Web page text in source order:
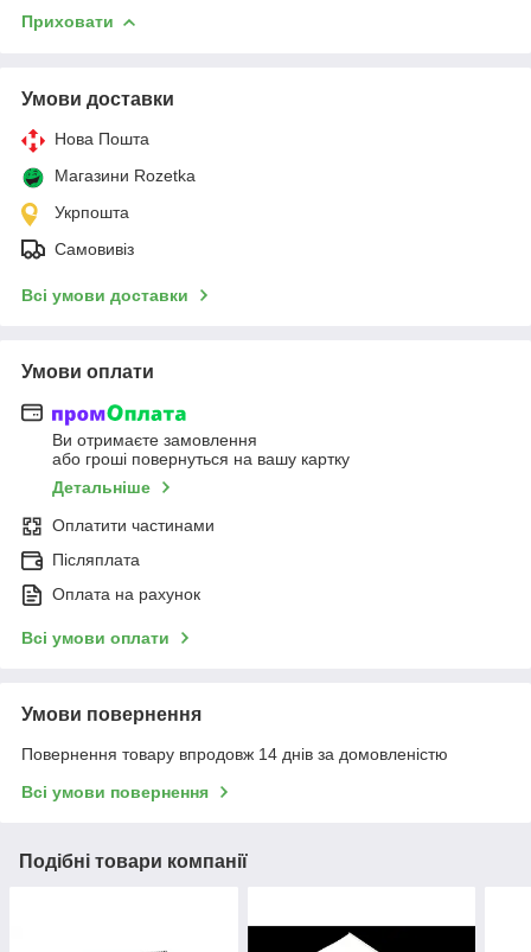
Приховати
Умови доставки
Нова Пошта
Магазини Rozetka
Укрпошта
Самовивіз
Всі умови доставки
Умови оплати
Ви отримаєте замовлення
або гроші повернуться на вашу картку
Детальніше
Оплатити частинами
Післяплата
Оплата на рахунок
Всі умови оплати
Умови повернення
Повернення товару впродовж 14 днів за домовленістю
Всі умови повернення
Подібні товари компанії